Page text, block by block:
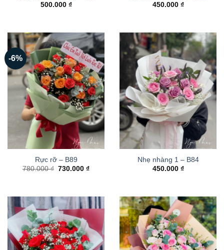
500.000 ₫
450.000 ₫
-6%
Rực rỡ – B89
780.000₫ Giá
730.000₫Giá
Nhẹ nhàng 1 – B84
450.000 ₫